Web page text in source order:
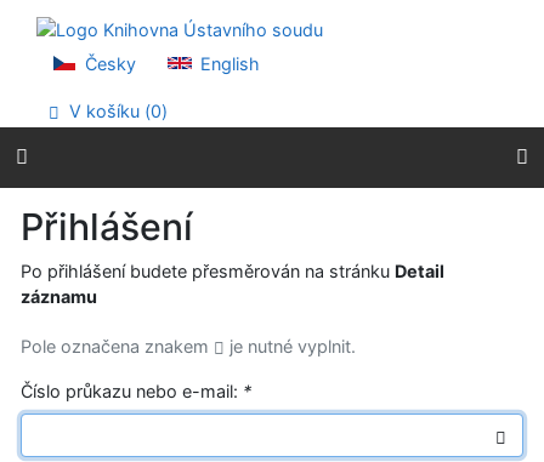
Přejít na menu
Prohlášení o webové přístupnosti
Česky English
V košíku (0)
Přihlášení
Po přihlášení budete přesměrován na stránku Detail
záznamu
Pole označena znakem je nutné vyplnit.
Číslo průkazu nebo e-mail: *